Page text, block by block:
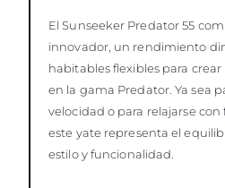
El Sunseeker Predator 55
innovador, un rendimiento
habitables flexibles para
en la gama Predator. Ya sea
velocidad o para relajarse con
este yate representa el
estilo y funcionalidad.